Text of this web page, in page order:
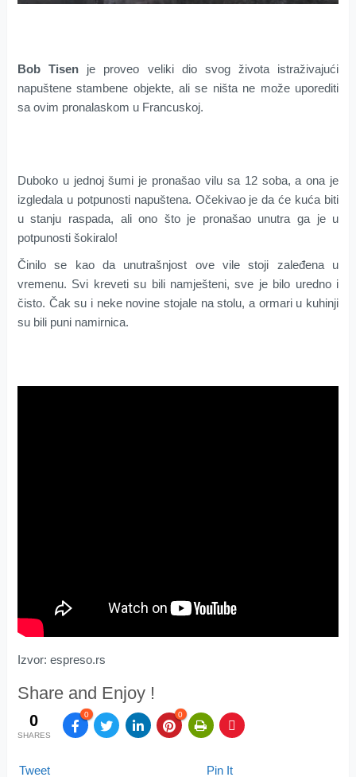
Bob Tisen je proveo veliki dio svog života istraživajući
napuštene stambene objekte, ali se ništa ne može uporediti
sa ovim pronalaskom u Francuskoj.
Duboko u jednoj šumi je pronašao vilu sa 12 soba, a ona je
izgledala u potpunosti napuštena. Očekivao je da će kuća biti
u stanju raspada, ali ono što je pronašao unutra ga je u
potpunosti šokiralo!
Činilo se kao da unutrašnjost ove vile stoji zaleđena u
vremenu. Svi kreveti su bili namješteni, sve je bilo uredno i
čisto. Čak su i neke novine stojale na stolu, a ormari u kuhinji
su bili puni namirnica.
Izvor: espreso.rs
Share and Enjoy !
0
SHARES
0 0
Tweet Pin It